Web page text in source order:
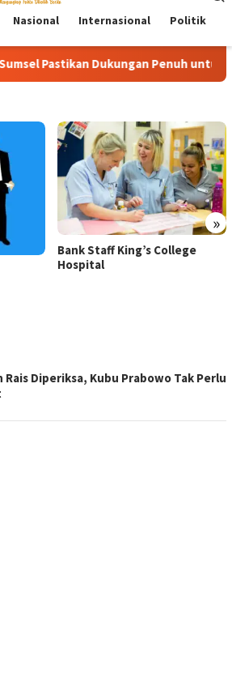
Nasional Internasional Politik
Dukungan Penuh untuk
»
Bank Staff King’s College
Hospital
Rais Diperiksa, Kubu Prabowo Tak Perlu